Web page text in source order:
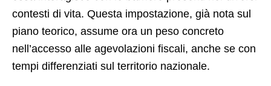
contesti di vita. Questa impostazione, già nota sul
piano teorico, assume ora un peso concreto
nell’accesso alle agevolazioni fiscali, anche se con
tempi differenziati sul territorio nazionale.